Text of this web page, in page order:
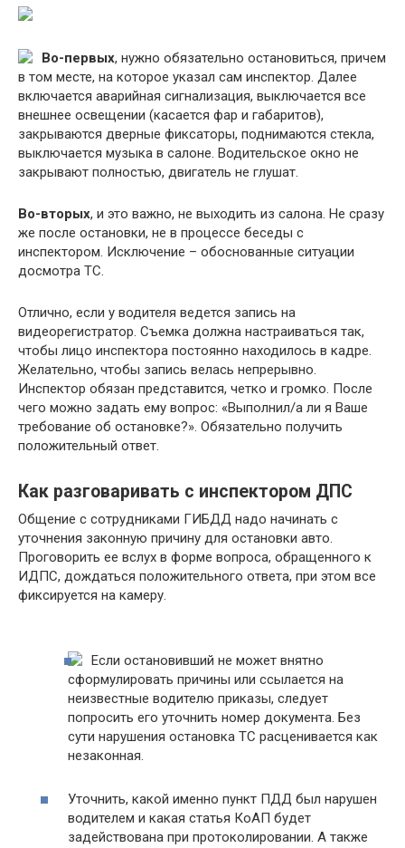
Во-первых, нужно обязательно остановиться, причем
в том месте, на которое указал сам инспектор. Далее
включается аварийная сигнализация, выключается все
внешнее освещении (касается фар и габаритов),
закрываются дверные фиксаторы, поднимаются стекла,
выключается музыка в салоне. Водительское окно не
закрывают полностью, двигатель не глушат.
Во-вторых, и это важно, не выходить из салона. Не сразу
же после остановки, не в процессе беседы с
инспектором. Исключение – обоснованные ситуации
досмотра ТС.
Отлично, если у водителя ведется запись на
видеорегистратор. Съемка должна настраиваться так,
чтобы лицо инспектора постоянно находилось в кадре.
Желательно, чтобы запись велась непрерывно.
Инспектор обязан представится, четко и громко. После
чего можно задать ему вопрос: «Выполнил/а ли я Ваше
требование об остановке?». Обязательно получить
положительный ответ.
Как разговаривать с инспектором ДПС
Общение с сотрудниками ГИБДД надо начинать с
уточнения законную причину для остановки авто.
Проговорить ее вслух в форме вопроса, обращенного к
ИДПС, дождаться положительного ответа, при этом все
фиксируется на камеру.
Если остановивший не может внятно
сформулировать причины или ссылается на
неизвестные водителю приказы, следует
попросить его уточнить номер документа. Без
сути нарушения остановка ТС расценивается как
незаконная.
Уточнить, какой именно пункт ПДД был нарушен
водителем и какая статья КоАП будет
задействована при протоколировании. А также